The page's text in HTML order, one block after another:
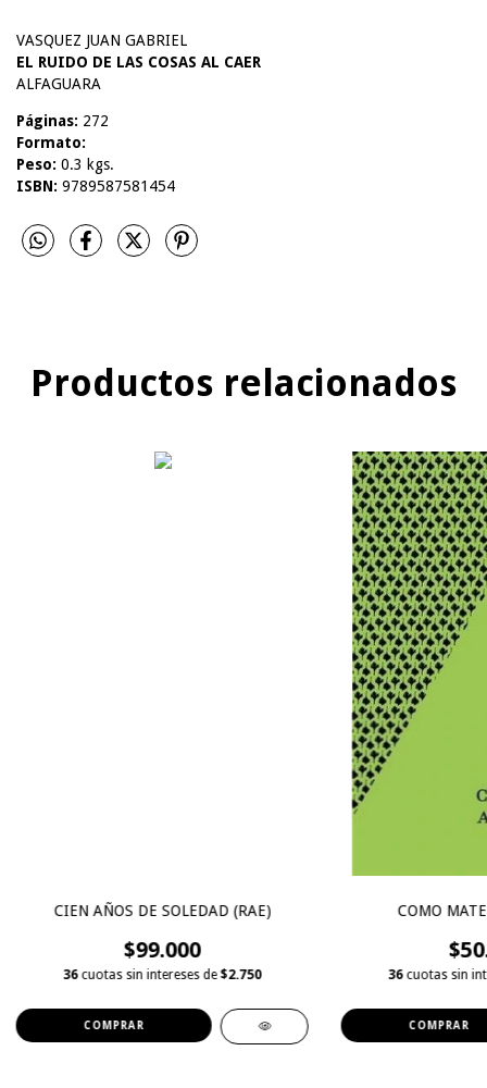
VASQUEZ JUAN GABRIEL
EL RUIDO DE LAS COSAS AL CAER
ALFAGUARA
Páginas: 272
Formato:
Peso: 0.3 kgs.
ISBN: 9789587581454
Productos relacionados
CIEN AÑOS DE SOLEDAD (RAE)
$99.000
36 cuotas sin intereses de$2.750
COMO
36 cuotas sin